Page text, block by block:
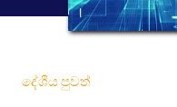
දේශීය පුවත්